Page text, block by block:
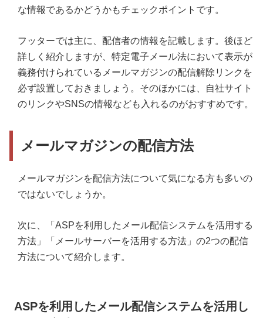
な情報であるかどうかもチェックポイントです。
フッターでは主に、配信者の情報を記載します。後ほど
詳しく紹介しますが、特定電子メール法において表示が
義務付けられているメールマガジンの配信解除リンクを
必ず設置しておきましょう。そのほかには、自社サイト
のリンクやSNSの情報なども入れるのがおすすめです。
メールマガジンの配信方法
メールマガジンを配信方法について気になる方も多いの
ではないでしょうか。
次に、「ASPを利用したメール配信システムを活用する
方法」「メールサーバーを活用する方法」の2つの配信
方法について紹介します。
ASPを利用したメール配信システムを活用し